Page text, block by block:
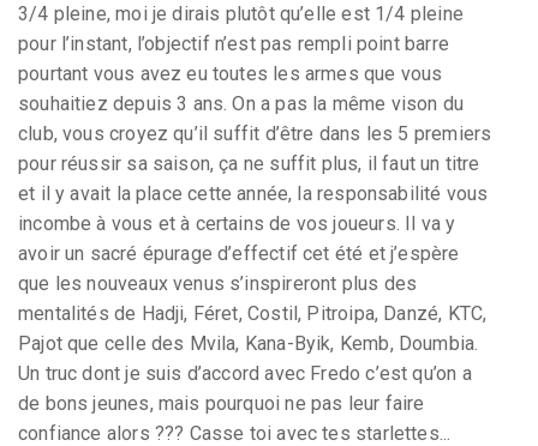
3/4 pleine, moi je dirais plutôt qu’elle est 1/4 pleine
pour l’instant, l’objectif n’est pas rempli point barre
pourtant vous avez eu toutes les armes que vous
souhaitiez depuis 3 ans. On a pas la même vison du
club, vous croyez qu’il suffit d’être dans les 5 premiers
pour réussir sa saison, ça ne suffit plus, il faut un titre
et il y avait la place cette année, la responsabilité vous
incombe à vous et à certains de vos joueurs. Il va y
avoir un sacré épurage d’effectif cet été et j’espère
que les nouveaux venus s’inspireront plus des
mentalités de Hadji, Féret, Costil, Pitroipa, Danzé, KTC,
Pajot que celle des Mvila, Kana-Byik, Kemb, Doumbia.
Un truc dont je suis d’accord avec Fredo c’est qu’on a
de bons jeunes, mais pourquoi ne pas leur faire
confiance alors ??? Casse toi avec tes starlettes...